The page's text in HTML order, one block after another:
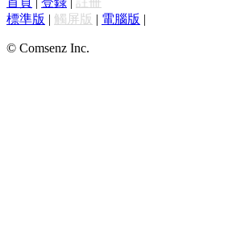
標準版 | 觸屏版 | 電腦版 |
© Comsenz Inc.